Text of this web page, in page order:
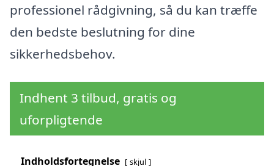
professionel rådgivning, så du kan træffe
den bedste beslutning for dine
sikkerhedsbehov.
Indhent 3 tilbud, gratis og
uforpligtende
Indholdsfortegnelse skjul